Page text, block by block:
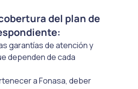
del plan de
garantías de atención y
dependen de cada
a Fonasa, deber